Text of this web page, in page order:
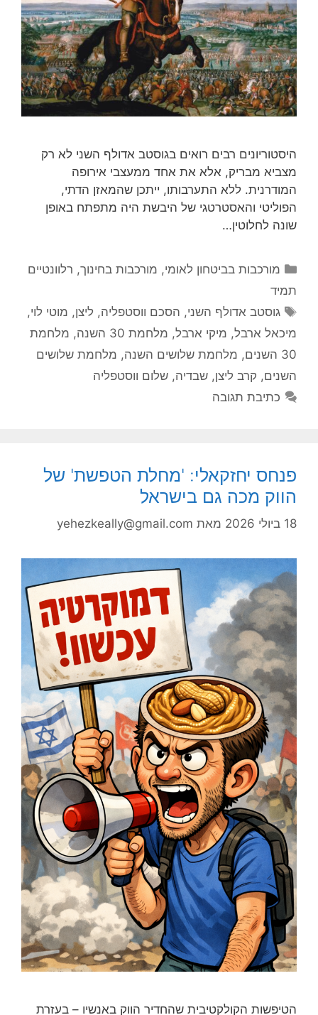
היסטוריונים רבים רואים בגוסטב אדולף השני לא רק
מצביא מבריק, אלא את אחד ממעצבי אירופה
המודרנית. ללא התערבותו, ייתכן שהמאזן הדתי,
הפוליטי והאסטרטגי של היבשת היה מתפתח באופן
שונה לחלוטין…
קטגוריות
מורכבות בביטחון לאומי, מורכבות בחינוך, רלוונטיים
תמיד
תגיות
גוסטב אדולף השני, הסכם ווסטפליה, ליצן, מוטי לוי,
מיכאל ארבל, מיקי ארבל, מלחמת 30 השנה , מלחמת
30 השנים
, מלחמת שלושים השנה, מלחמת שלושים
השנים, קרב ליצן, שבדיה, שלום ווסטפליה
כתיבת תגובה
פנחס יחזקאלי: 'מחלת הטפשת' של
הווק מכה גם בישראל
18 ביולי 2026 מאת yehezkeally@gmail.com
הטיפשות הקולקטיבית שהחדיר הווק באנשיו – בעזרת